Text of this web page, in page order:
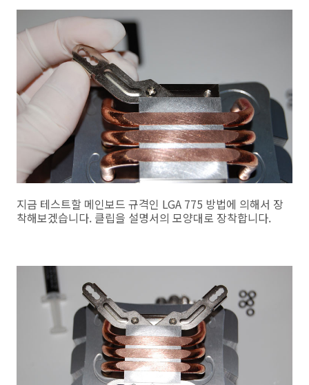
지금 테스트할 메인보드 규격인 LGA 775 방법에 의해서 장
착해보겠습니다. 클립을 설명서의 모양대로 장착합니다.